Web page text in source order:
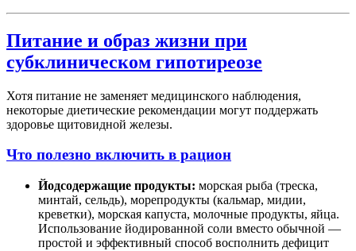
Питание и образ жизни при
субклиническом гипотиреозе
Хотя питание не заменяет медицинского наблюдения,
некоторые диетические рекомендации могут поддержать
здоровье щитовидной железы.
Что полезно включить в рацион
Йодсодержащие продукты: морская рыба (треска,
минтай, сельдь), морепродукты (кальмар, мидии,
креветки), морская капуста, молочные продукты, яйца.
Использование йодированной соли вместо обычной —
простой и эффективный способ восполнить дефицит